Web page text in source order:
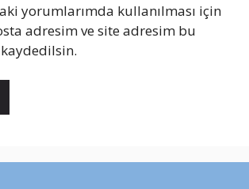
yorumlarımda kullanılması için
adresim ve site adresim bu
kaydedilsin.